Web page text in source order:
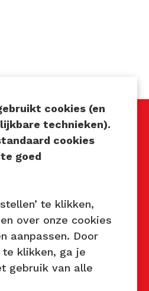
om
u
ons op
cookies (en
technieken).
cookies
goed
te klikken,
over onze cookies
aanpassen. Door
te klikken, ga je
gebruik van alle